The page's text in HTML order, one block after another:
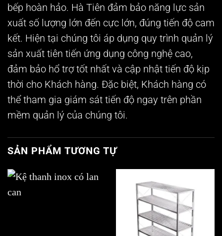
bếp hoàn hảo. Hà Tiên đảm bảo năng lực sản
xuất số lượng lớn đến cực lớn, đúng tiến độ cam
kết. Hiện tại chúng tôi áp dụng quy trình quản lý
sản xuất tiên tiến ứng dụng công nghệ cao,
đảm bảo hổ trợ tốt nhất và cập nhật tiến độ kịp
thời cho Khách hàng. Đặc biệt, Khách hàng có
thể tham gia giám sát tiến độ ngay trên phần
mềm quản lý của chúng tôi.
SẢN PHẨM TƯƠNG TỰ